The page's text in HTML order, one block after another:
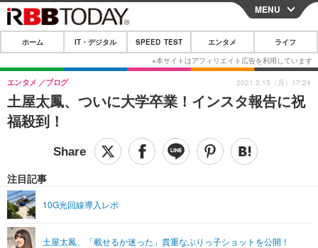
CLOSE
ホーム
IT・デジタル
IT・デジタルTOP スマートフォン
ショッピング その他
SPEED TEST
エンタメTOP 映画・ドラマ
ライフTOP
リリース一覧
プッシュ通知の停止方法
MENU
ホーム IT・デジタル SPEED TEST エンタメ ライフ
土屋太鳳、ついに大学卒業！インスタ報告に祝
福殺到！
エンタメ ブログ
注目記事
10G光回線導入レポ
土屋太鳳、「載せるか迷った」貴重なぶりっ子ショットを公開！
2021.3.15（月）17:24